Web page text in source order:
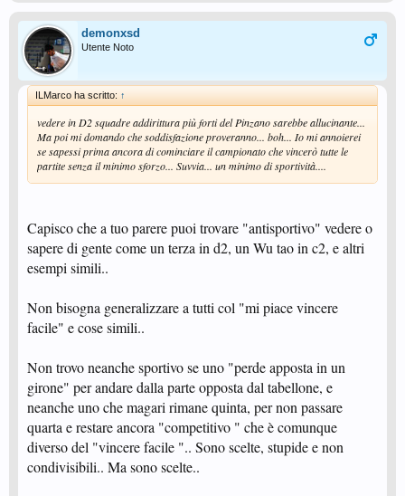
demonxsd
Utente Noto
ILMarco ha scritto: ↑
vedere in D2 squadre addirittura più forti del Pinzano sarebbe allucinante...
Ma poi mi domando che soddisfazione proveranno... boh... Io mi annoierei
se sapessi prima ancora di cominciare il campionato che vincerò tutte le
partite senza il minimo sforzo... Suvvia... un minimo di sportività....
Capisco che a tuo parere puoi trovare "antisportivo" vedere o
sapere di gente come un terza in d2, un Wu tao in c2, e altri
esempi simili..
Non bisogna generalizzare a tutti col "mi piace vincere
facile" e cose simili..
Non trovo neanche sportivo se uno "perde apposta in un
girone" per andare dalla parte opposta dal tabellone, e
neanche uno che magari rimane quinta, per non passare
quarta e restare ancora "competitivo " che è comunque
diverso del "vincere facile ".. Sono scelte, stupide e non
condivisibili.. Ma sono scelte..